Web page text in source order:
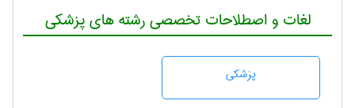
لغات و اصطلاحات تخصصی رشته های پزشکی
پزشكی